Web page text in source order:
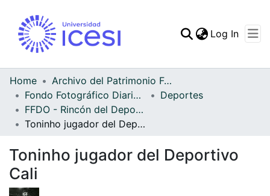
Statistics
Log In
Home
Archivo del Patrimonio Fotográfico y Fílmico del Valle del Cauca
Fondo Fotográfico Diario Occidente
Deportes
FFDO - Rincón del Deportivo Cali - Patrimonial
Toninho jugador del Deportivo Cali
Toninho jugador del Deportivo
Cali